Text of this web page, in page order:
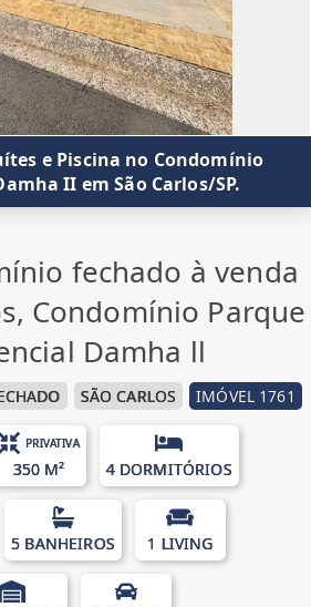
e Piscina no Condomínio
II em São Carlos/SP.
fechado à venda
Condomínio Parque
Damha ll
SÃO CARLOS IMÓVEL 1761
PRIVATIVA
350 M² 4 DORMITÓRIOS
5 BANHEIROS 1 LIVING